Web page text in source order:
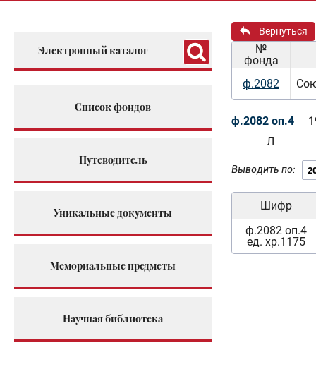
Электронный каталог
Список фондов
Путеводитель
Уникальные документы
Мемориальные предметы
Научная библиотека
Вернуться
№
фонда
ф.2082
ф.2082 оп.4
Л
Выводить по:
Шифр
ф.2082 оп.4
ед. хр.1175